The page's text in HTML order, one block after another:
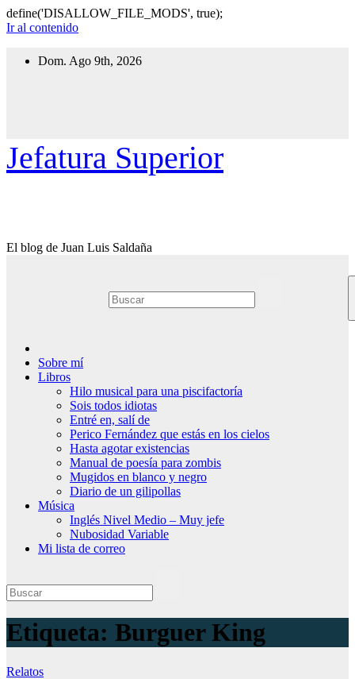
define('DISALLOW_FILE_MODS', true);
Ir al contenido
Dom. Ago 9th, 2026
Jefatura Superior
El blog de Juan Luis Saldaña
Sobre mí
Libros
Hilo musical para una piscifactoría
Sois todos idiotas
Entré en, salí de
Perico Fernández que estás en los cielos
Hasta agotar existencias
Manual de poesía para zombis
Mugidos en blanco y negro
Diario de un gilipollas
Música
Inglés Nivel Medio – Muy jefe
Nubosidad Variable
Mi lista de correo
Etiqueta: Burguer King
Relatos